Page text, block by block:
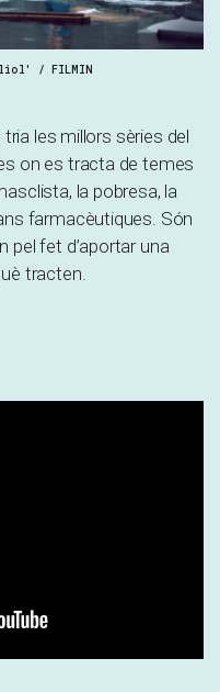
/ FILMIN
les millors sèries del
on es tracta de temes
la pobresa, la
farmacèutiques. Són
pel fet d’aportar una
tracten.